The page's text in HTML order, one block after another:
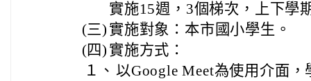
實施15週，3個梯次，上下學
(三) 實施對象：本市國小學生。
(四) 實施方式：
１、 以Google Meet為使用介面